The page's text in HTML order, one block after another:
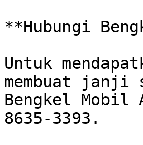
**Hubungi
Untuk
membuat janji
Bengkel Mobil
8635-3393.